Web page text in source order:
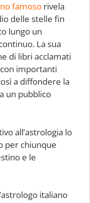
famoso rivela
delle stelle fin
lungo un
La sua
di libri acclamati
importanti
a diffondere la
un pubblico
all’astrologia lo
per chiunque
e le
italiano